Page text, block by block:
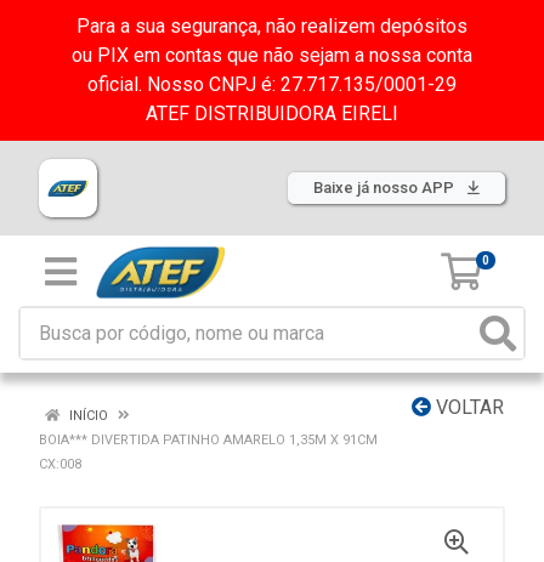
Para a sua segurança, não realizem depósitos
ou PIX em contas que não sejam a nossa conta
oficial. Nosso CNPJ é: 27.717.135/0001-29
ATEF DISTRIBUIDORA EIRELI
Baixe já nosso APP
0
VOLTAR
INÍCIO
BOIA*** DIVERTIDA PATINHO AMARELO 1,35M X 91CM
CX:008